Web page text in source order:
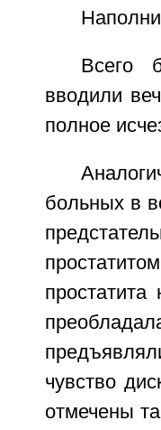
Всего
вводили
полное
больных в
чувство
отмечены